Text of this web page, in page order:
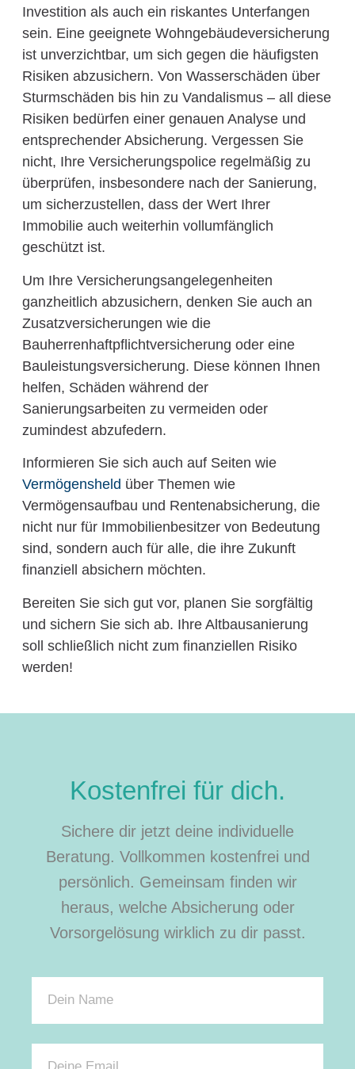
Investition als auch ein riskantes Unterfangen
sein. Eine geeignete Wohngebäudeversicherung
ist unverzichtbar, um sich gegen die häufigsten
Risiken abzusichern. Von Wasserschäden über
Sturmschäden bis hin zu Vandalismus – all diese
Risiken bedürfen einer genauen Analyse und
entsprechender Absicherung. Vergessen Sie
nicht, Ihre Versicherungspolice regelmäßig zu
überprüfen, insbesondere nach der Sanierung,
um sicherzustellen, dass der Wert Ihrer
Immobilie auch weiterhin vollumfänglich
geschützt ist.
Um Ihre Versicherungsangelegenheiten
ganzheitlich abzusichern, denken Sie auch an
Zusatzversicherungen wie die
Bauherrenhaftpflichtversicherung oder eine
Bauleistungsversicherung. Diese können Ihnen
helfen, Schäden während der
Sanierungsarbeiten zu vermeiden oder
zumindest abzufedern.
Informieren Sie sich auch auf Seiten wie
Vermögensheld über Themen wie
Vermögensaufbau und Rentenabsicherung, die
nicht nur für Immobilienbesitzer von Bedeutung
sind, sondern auch für alle, die ihre Zukunft
finanziell absichern möchten.
Bereiten Sie sich gut vor, planen Sie sorgfältig
und sichern Sie sich ab. Ihre Altbausanierung
soll schließlich nicht zum finanziellen Risiko
werden!
Kostenfrei für dich.
Sichere dir jetzt deine individuelle
Beratung. Vollkommen kostenfrei und
persönlich. Gemeinsam finden wir
heraus, welche Absicherung oder
Vorsorgelösung wirklich zu dir passt.